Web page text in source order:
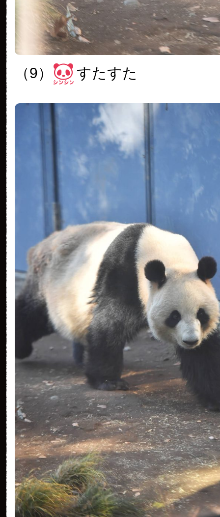
（9） すたすた